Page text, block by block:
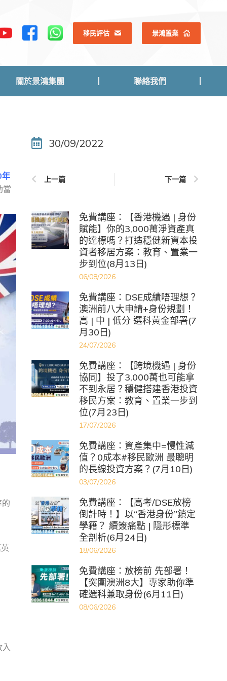
移民評估 景鴻置業
關於景鴻集團 聯絡我們
年
當
30/09/2022
上一篇 下一篇
免費講座：【香港機遇 | 身份
賦能】你的3,000萬淨資產真
的達標嗎？打造穩健新資本投
資者移居方案：教育、置業一
步到位(8月13日)
06/08/2026
免費講座：DSE成績唔理想？
澳洲前八大申請+身份規劃！
高 | 中 | 低分 選科黃金部署(7
月30日)
24/07/2026
免費講座：【跨境機遇 | 身份
協同】投了3,000萬也可能拿
不到永居？穩健搭建香港投資
移民方案：教育、置業一步到
位(7月23日)
17/07/2026
免費講座：資產集中=慢性減
值？0成本#移民歐洲 最聰明
的長線投資方案？(7月10日)
03/07/2026
免費講座：【高考/DSE放榜
倒計時！】以“香港身份”鎖定
學籍？ 續簽痛點 | 隱形標準
全剖析(6月24日)
18/06/2026
免費講座：放榜前 先部署！
【突圍澳洲8大】專家助你準
確選科兼取身份(6月11日)
08/06/2026